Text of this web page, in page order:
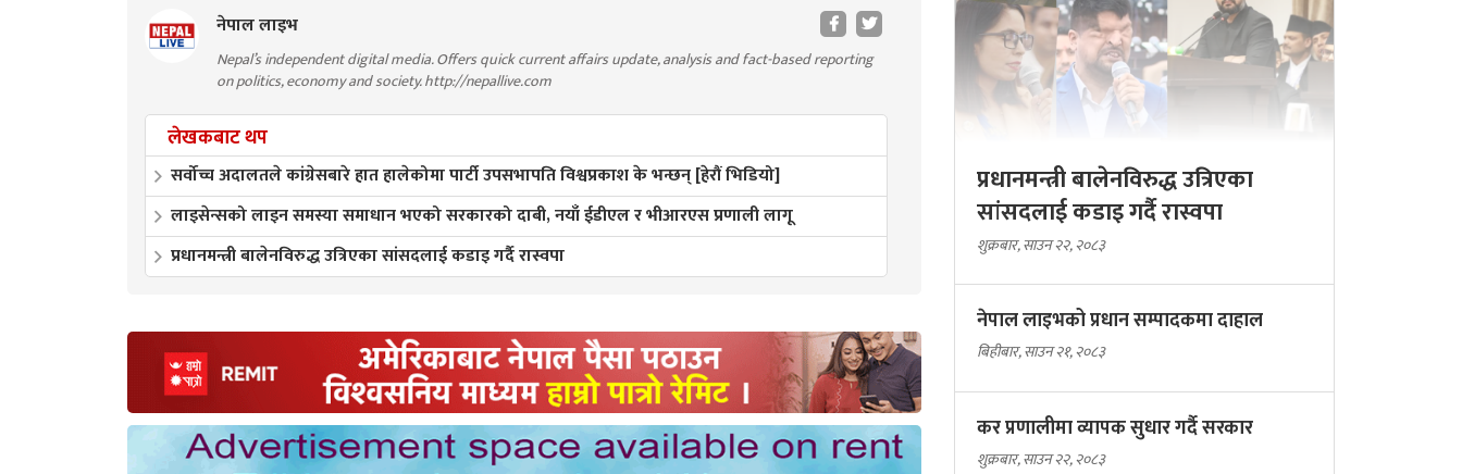
नेपाल लाइभ
Nepal’s independent digital media. Offers quick current affairs update, analysis and fact-based reporting
on politics, economy and society. http://nepallive.com
लेखकबाट थप
सर्वोच्च अदालतले कांग्रेसबारे हात हालेकोमा पार्टी उपसभापति विश्वप्रकाश के भन्छन् [हेरौं भिडियो]
लाइसेन्सको लाइन समस्या समाधान भएको सरकारको दाबी, नयाँ ईडीएल र भीआरएस प्रणाली लागू
प्रधानमन्त्री बालेनविरुद्ध उत्रिएका सांसदलाई कडाइ गर्दै रास्वपा
प्रधानमन्त्री बालेनविरुद्ध उत्रिएका
सांसदलाई कडाइ गर्दै रास्वपा
शुक्रबार, साउन २२, २०८३
नेपाल लाइभको प्रधान सम्पादकमा दाहाल
बिहीबार, साउन २१, २०८३
कर प्रणालीमा व्यापक सुधार गर्दै सरकार
शुक्रबार, साउन २२, २०८३